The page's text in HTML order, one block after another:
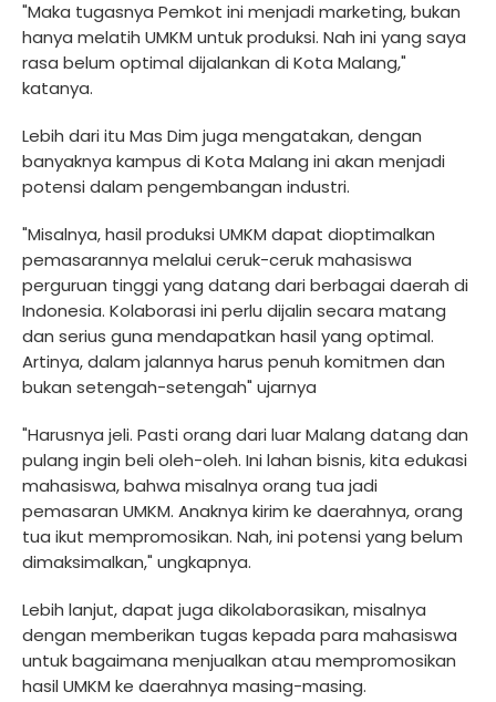
"Maka tugasnya Pemkot ini menjadi marketing, bukan
hanya melatih UMKM untuk produksi. Nah ini yang saya
rasa belum optimal dijalankan di Kota Malang,"
katanya.
Lebih dari itu Mas Dim juga mengatakan, dengan
banyaknya kampus di Kota Malang ini akan menjadi
potensi dalam pengembangan industri.
"Misalnya, hasil produksi UMKM dapat dioptimalkan
pemasarannya melalui ceruk-ceruk mahasiswa
perguruan tinggi yang datang dari berbagai daerah di
Indonesia. Kolaborasi ini perlu dijalin secara matang
dan serius guna mendapatkan hasil yang optimal.
Artinya, dalam jalannya harus penuh komitmen dan
bukan setengah-setengah" ujarnya
"Harusnya jeli. Pasti orang dari luar Malang datang dan
pulang ingin beli oleh-oleh. Ini lahan bisnis, kita edukasi
mahasiswa, bahwa misalnya orang tua jadi
pemasaran UMKM. Anaknya kirim ke daerahnya, orang
tua ikut mempromosikan. Nah, ini potensi yang belum
dimaksimalkan," ungkapnya.
Lebih lanjut, dapat juga dikolaborasikan, misalnya
dengan memberikan tugas kepada para mahasiswa
untuk bagaimana menjualkan atau mempromosikan
hasil UMKM ke daerahnya masing-masing.